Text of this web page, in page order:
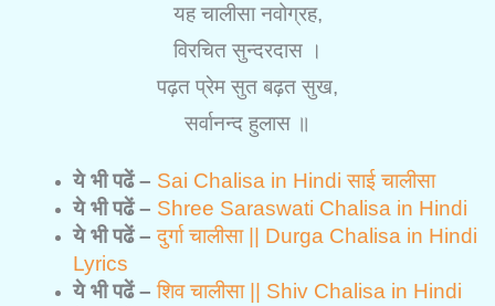
यह चालीसा नवोग्रह,
विरचित सुन्दरदास ।
पढ़त प्रेम सुत बढ़त सुख,
सर्वानन्द हुलास ॥
ये भी पढें – Sai Chalisa in Hindi साई चालीसा
ये भी पढें – Shree Saraswati Chalisa in Hindi
ये भी पढें –दुर्गा चालीसा || Durga Chalisa in Hindi
Lyrics
ये भी पढें –शिव चालीसा || Shiv Chalisa in Hindi